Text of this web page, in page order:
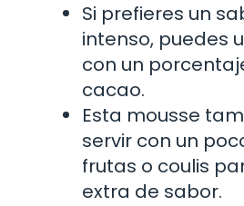
Si prefieres un
intenso, puedes
con un
cacao.
Esta mousse
servir con un
frutas o coulis
extra de sabor.